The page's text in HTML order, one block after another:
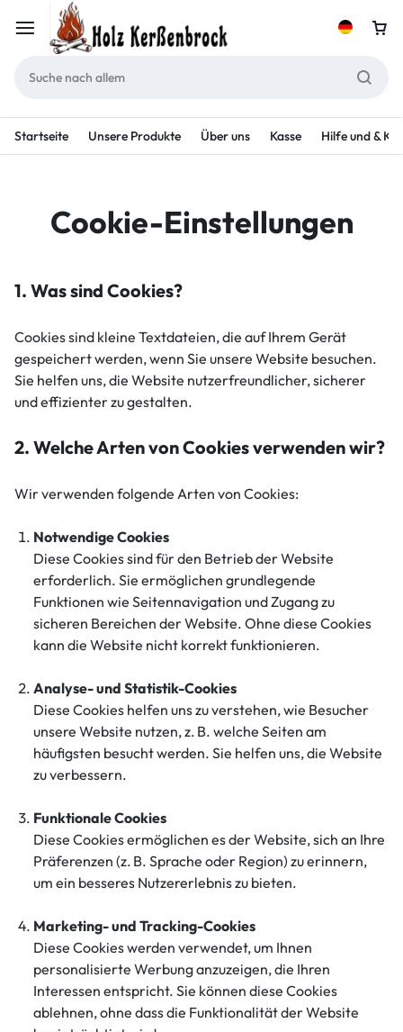
Startseite Unsere Produkte Über uns Kasse Hilfe und &
Cookie-Einstellungen
1. Was sind Cookies?
Cookies sind kleine Textdateien, die auf Ihrem Gerät
gespeichert werden, wenn Sie unsere Website besuchen.
Sie helfen uns, die Website nutzerfreundlicher, sicherer
und effizienter zu gestalten.
2. Welche Arten von Cookies verwenden wir?
Wir verwenden folgende Arten von Cookies:
Notwendige Cookies
Diese Cookies sind für den Betrieb der Website
erforderlich. Sie ermöglichen grundlegende
Funktionen wie Seitennavigation und Zugang zu
sicheren Bereichen der Website. Ohne diese Cookies
kann die Website nicht korrekt funktionieren.
Analyse- und Statistik-Cookies
Diese Cookies helfen uns zu verstehen, wie Besucher
unsere Website nutzen, z. B. welche Seiten am
häufigsten besucht werden. Sie helfen uns, die Website
zu verbessern.
Funktionale Cookies
Diese Cookies ermöglichen es der Website, sich an Ihre
Präferenzen (z. B. Sprache oder Region) zu erinnern,
um ein besseres Nutzererlebnis zu bieten.
Marketing- und Tracking-Cookies
Diese Cookies werden verwendet, um Ihnen
personalisierte Werbung anzuzeigen, die Ihren
Interessen entspricht. Sie können diese Cookies
ablehnen, ohne dass die Funktionalität der Website